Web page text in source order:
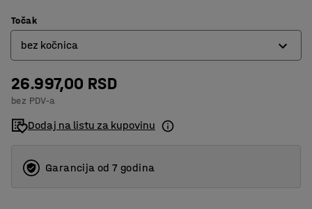
Točak
bez kočnica
bez kočnica
sa kočnicama
26.997,00 RSD
bez PDV-a
Dodaj na listu za kupovinu
Garancija od 7 godina